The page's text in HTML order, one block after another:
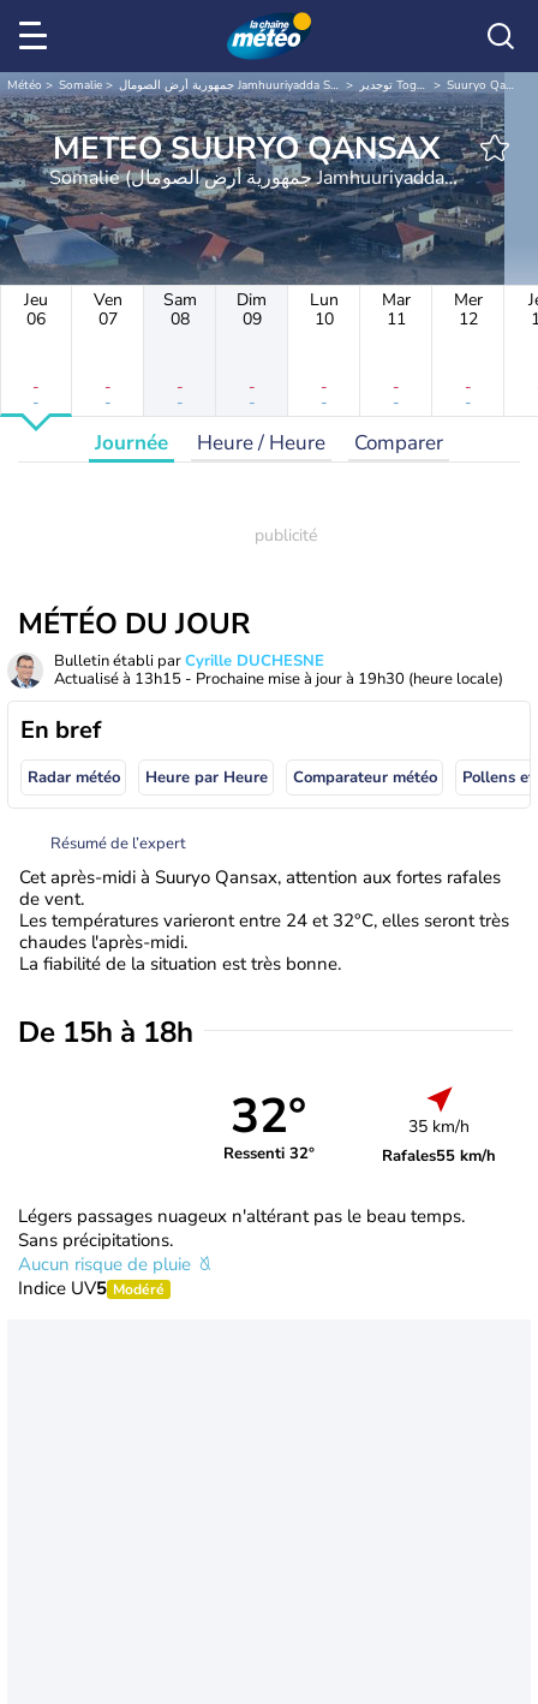
Météo Somalie جمهورية أرض الصومال Jamhuuriyadda Soomaaliland توجدير Togdheer Suuryo Qansax
METEO SUURYO QANSAX
Somalie (جمهورية أرض الصومال Jamhuuriyadda
Soomaaliland)
Jeu
06
-
-
Ven
07
-
-
Sam
08
-
-
Dim
09
-
-
Lun
10
-
-
Mar
11
-
-
Mer
12
-
-
Journée Heure / Heure Comparer
MÉTÉO DU JOUR
Bulletin établi parCyrille DUCHESNE
Actualisé à 13h15 - Prochaine mise à jour à 19h30 (heure locale)
En bref
Radar météo Heure par Heure Comparateur météo Pollens
Résumé de l’expert
Cet après-midi à Suuryo Qansax, attention aux fortes rafales
de vent.
Les températures varieront entre 24 et 32°C, elles seront très
chaudes l'après-midi.
La fiabilité de la situation est très bonne.
De 15h à 18h
32°
Ressenti 32°
35 km/h
Rafales55 km/h
Légers passages nuageux n'altérant pas le beau temps.
Sans précipitations.
Aucun risque de pluie
Indice UV5 Modéré